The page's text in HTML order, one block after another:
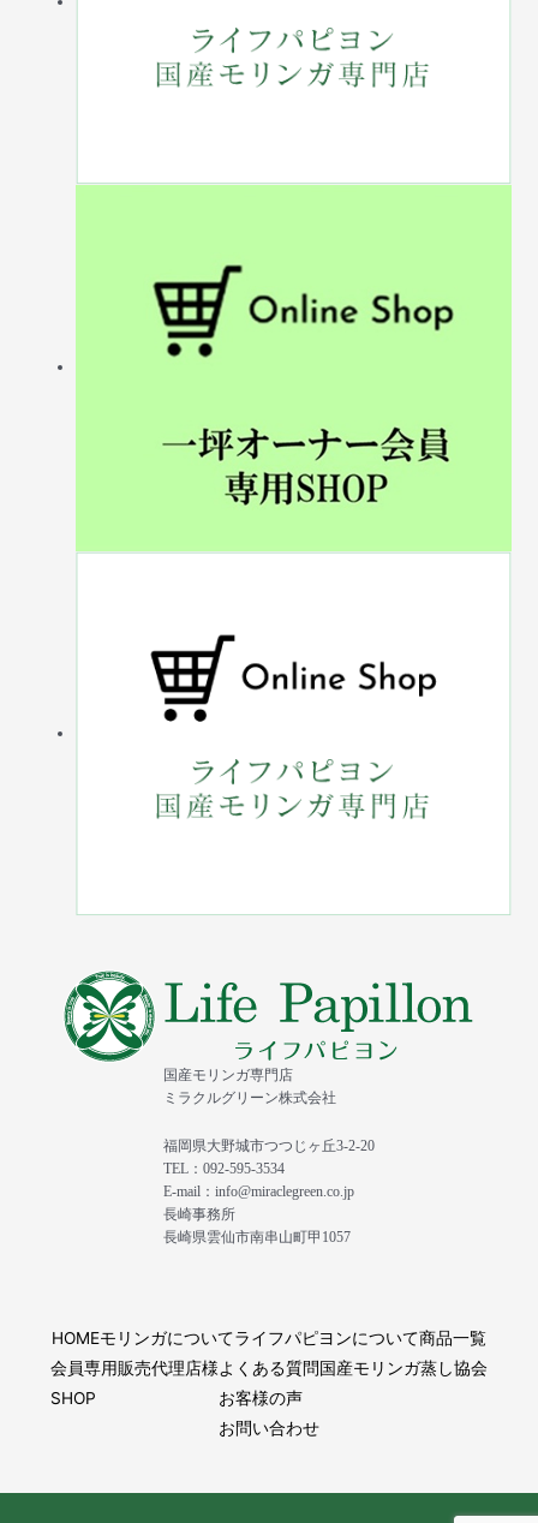
国産モリンガ専門店
ミラクルグリーン株式会社
福岡県大野城市つつじヶ丘3-2-20
TEL：092-595-3534
E-mail：info@miraclegreen.co.jp
長崎事務所
長崎県雲仙市南串山町甲1057
HOMEモリンガについてライフパピヨンについて商品一覧
会員専用
SHOP
販売代理店様よくある質問
お客様の声
国産モリンガ蒸し協会
お問い合わせ